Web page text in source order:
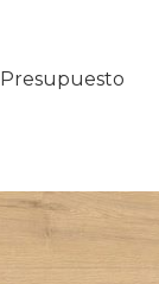
Presupuesto